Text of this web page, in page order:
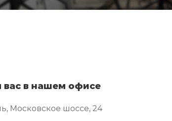
в нашем офисе
Московское шоссе, 24